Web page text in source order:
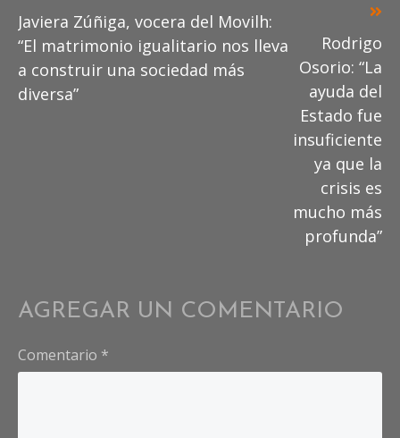
more
articles
Javiera Zúñiga, vocera del Movilh:
“El matrimonio igualitario nos lleva
a construir una sociedad más
diversa”
Rodrigo
Osorio: “La
ayuda del
Estado fue
insuficiente
ya que la
crisis es
mucho más
profunda”
AGREGAR UN COMENTARIO
Comentario *